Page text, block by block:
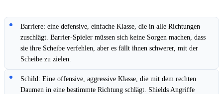
Barriere: eine defensive, einfache Klasse, die in alle Richtungen
zuschlägt. Barrier-Spieler müssen sich keine Sorgen machen, dass
sie ihre Scheibe verfehlen, aber es fällt ihnen schwerer, mit der
Scheibe zu zielen.
Schild: Eine offensive, aggressive Klasse, die mit dem rechten
Daumen in eine bestimmte Richtung schlägt. Shields Angriffe